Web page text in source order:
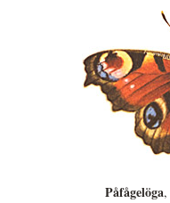
Påfågelöga,